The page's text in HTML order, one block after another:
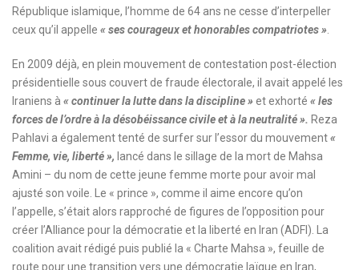
République islamique, l’homme de 64 ans ne cesse d’interpeller
ceux qu’il appelle « ses courageux et honorables compatriotes »
En 2009 déjà, en plein mouvement de contestation post-élection
présidentielle sous couvert de fraude électorale, il avait appelé les
Iraniens à « continuer la lutte dans la discipline »et exhorté « les
forces de l’ordre à la désobéissance civile et à la neutralité ». Reza
Pahlavi a également tenté de surfer sur l’essor du mouvement«
Femme, vie, liberté », lancé dans le sillage de la mort de Mahsa
Amini – du nom de cette jeune femme morte pour avoir mal
ajusté son voile. Le « prince », comme il aime encore qu’on
l’appelle, s’était alors rapproché de figures de l’opposition pour
créer l’Alliance pour la démocratie et la liberté en Iran (ADFI). La
coalition avait rédigé puis publié la « Charte Mahsa », feuille de
route pour une transition vers une démocratie laïque en Iran,